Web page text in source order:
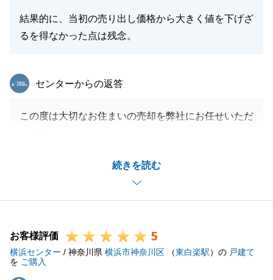
結果的に、当初の売り出し価格から大きく値を下げざ
るを得なかった点は残念。
続きを読む
東急リバブル
センターからの返答
この度は大切なお住まいの売却を弊社にお任せいただ
でしたが、最後まで伴走させていただけたことに心よ
また不動産のことで何かお困り事やご相談がございま
何卒よろしくお願いいたします。
お客様評価 5
横浜センター / 神奈川県 横浜市神奈川区 （東白楽駅）の 戸建て
を ご購入